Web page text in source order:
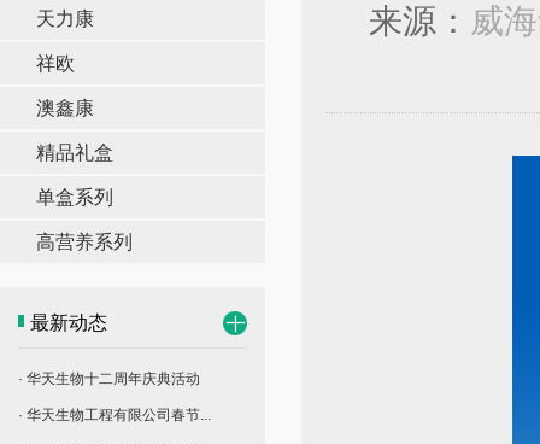
天力康
祥欧
澳鑫康
精品礼盒
单盒系列
高营养系列
最新动态
· 华天生物十二周年庆典活动
· 华天生物工程有限公司春节...
来源： 威